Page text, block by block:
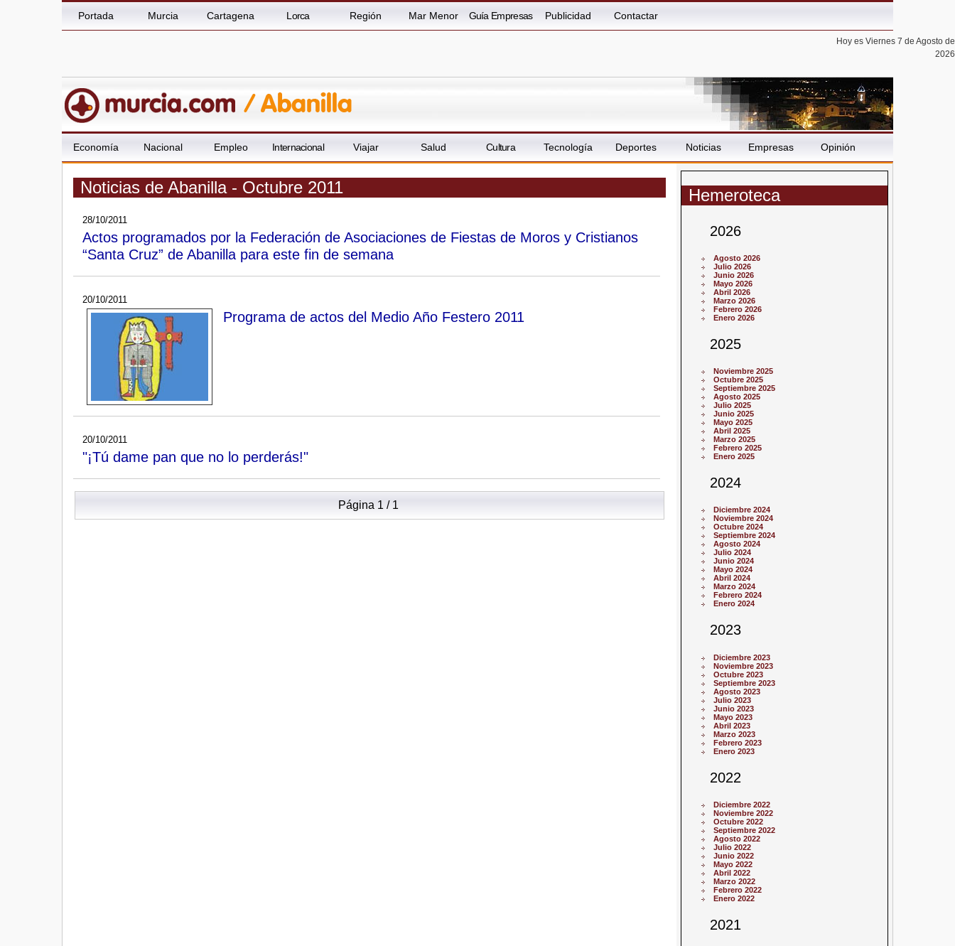
Portada Murcia Cartagena Lorca Región Mar Menor Guía Empresas Publicidad Contactar
Hoy es Viernes 7 de Agosto de
2026
Economía Nacional Empleo Internacional Viajar Salud Cultura Tecnología Deportes Noticias Empresas Opinión
Noticias de Abanilla - Octubre 2011
28/10/2011
Actos programados por la Federación de Asociaciones de Fiestas de Moros y Cristianos
“Santa Cruz” de Abanilla para este fin de semana
20/10/2011
Programa de actos del Medio Año Festero 2011
20/10/2011
"¡Tú dame pan que no lo perderás!"
Página 1 / 1
Hemeroteca
2026
Agosto 2026
Julio 2026
Junio 2026
Mayo 2026
Abril 2026
Marzo 2026
Febrero 2026
Enero 2026
2025
Noviembre 2025
Octubre 2025
Septiembre 2025
Agosto 2025
Julio 2025
Junio 2025
Mayo 2025
Abril 2025
Marzo 2025
Febrero 2025
Enero 2025
2024
Diciembre 2024
Noviembre 2024
Octubre 2024
Septiembre 2024
Agosto 2024
Julio 2024
Junio 2024
Mayo 2024
Abril 2024
Marzo 2024
Febrero 2024
Enero 2024
2023
Diciembre 2023
Noviembre 2023
Octubre 2023
Septiembre 2023
Agosto 2023
Julio 2023
Junio 2023
Mayo 2023
Abril 2023
Marzo 2023
Febrero 2023
Enero 2023
2022
Diciembre 2022
Noviembre 2022
Octubre 2022
Septiembre 2022
Agosto 2022
Julio 2022
Junio 2022
Mayo 2022
Abril 2022
Marzo 2022
Febrero 2022
Enero 2022
2021